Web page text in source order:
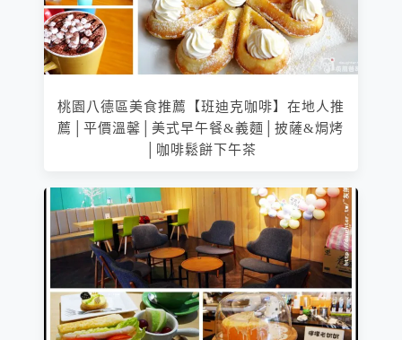
桃園八德區美食推薦【班迪克咖啡】在地人推
薦│平價溫馨│美式早午餐&義麵│披薩&焗烤
│咖啡鬆餅下午茶